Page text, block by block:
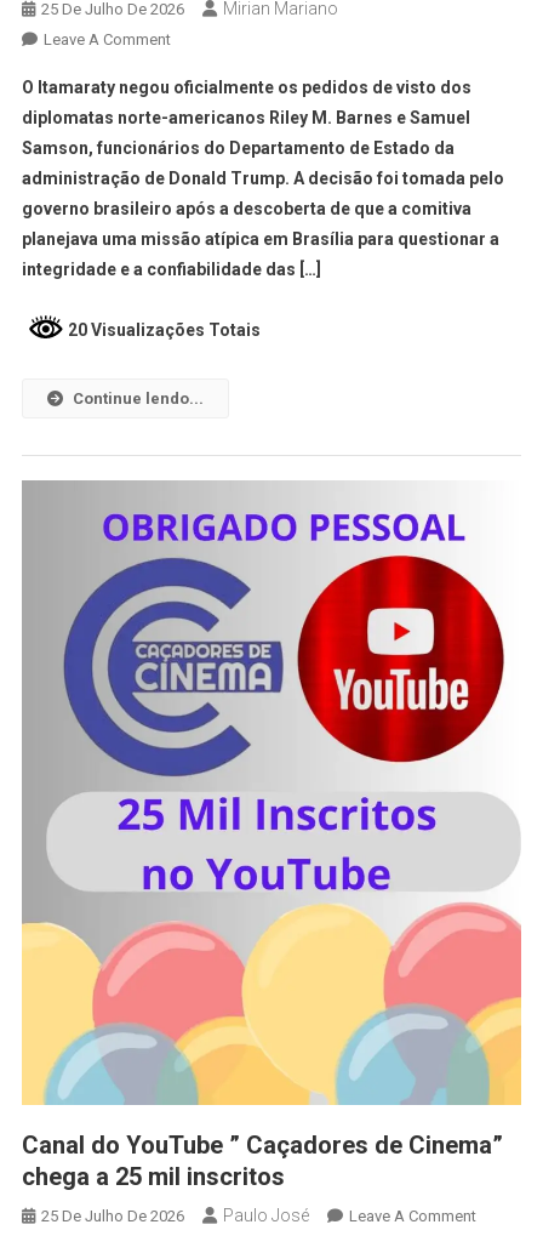
25 De Julho De 2026 Mirian Mariano
Leave A Comment
O Itamaraty negou oficialmente os pedidos de visto dos
diplomatas norte-americanos Riley M. Barnes e Samuel
Samson, funcionários do Departamento de Estado da
administração de Donald Trump. A decisão foi tomada pelo
governo brasileiro após a descoberta de que a comitiva
planejava uma missão atípica em Brasília para questionar a
integridade e a confiabilidade das […]
20 Visualizações Totais
Continue lendo...
Canal do YouTube ” Caçadores de Cinema”
chega a 25 mil inscritos
25 De Julho De 2026 Paulo José Leave A Comment